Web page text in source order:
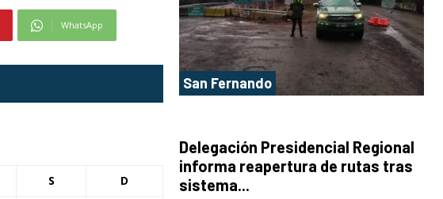
WhatsApp
S D
San Fernando
Delegación Presidencial Regional
informa reapertura de rutas tras
sistema...